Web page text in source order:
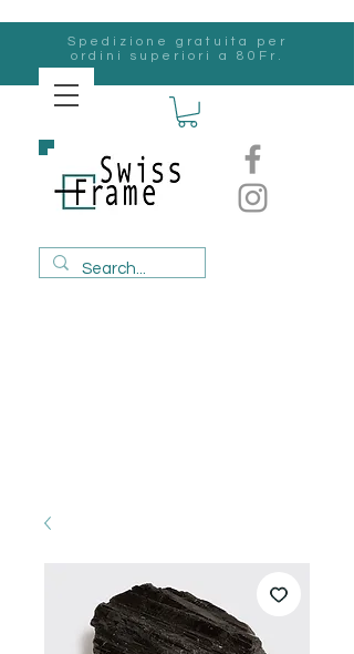
Spedizione gratuita per
ordini superiori a 80Fr.
svizzero
Frame